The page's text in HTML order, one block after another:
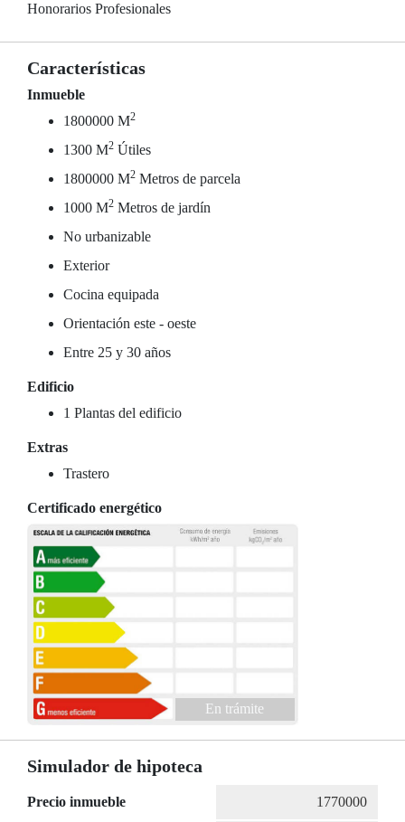
Honorarios Profesionales
Características
Inmueble
1800000 M2
1300 M2 Útiles
1800000 M2 Metros de parcela
1000 M2 Metros de jardín
No urbanizable
Exterior
Cocina equipada
Orientación este - oeste
Entre 25 y 30 años
Edificio
1 Plantas del edificio
Extras
Trastero
Certificado energético
En trámite
Simulador de hipoteca
Precio inmueble